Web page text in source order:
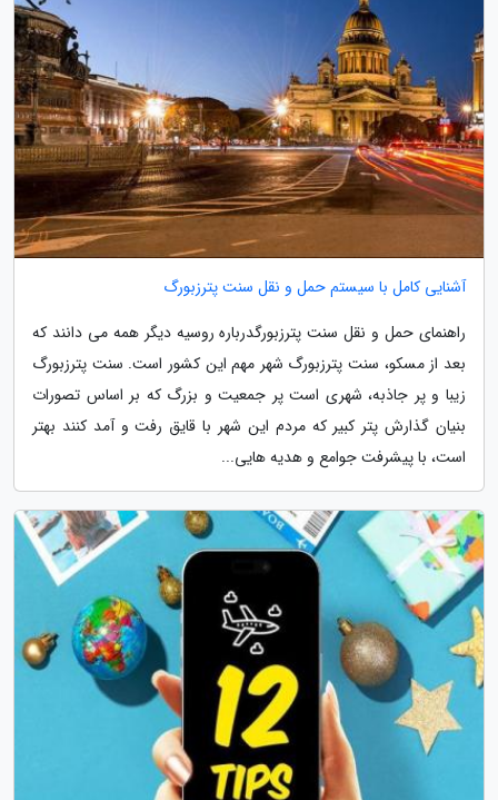
آشنایی کامل با سیستم حمل و نقل سنت پترزبورگ
راهنمای حمل و نقل سنت پترزبورگدرباره روسیه دیگر همه می دانند که
بعد از مسکو، سنت پترزبورگ شهر مهم این کشور است. سنت پترزبورگ
زیبا و پر جاذبه، شهری است پر جمعیت و بزرگ که بر اساس تصورات
بنیان گذارش پتر کبیر که مردم این شهر با قایق رفت و آمد کنند بهتر
است، با پیشرفت جوامع و هدیه هایی...